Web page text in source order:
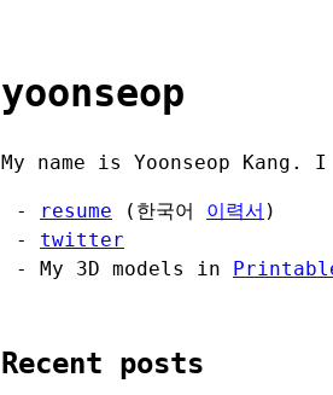
yoonseop
My name is Yoonseop
resume (한국어 이력서 )
twitter
My 3D models in
Recent posts